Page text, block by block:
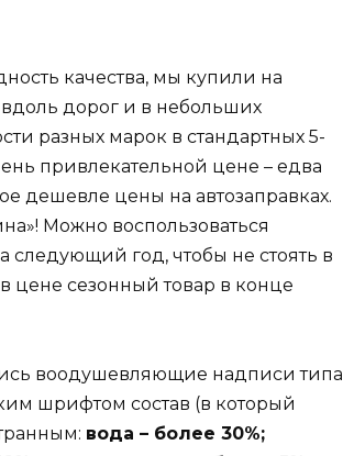
качества, мы купили на
дорог и в небольших
разных марок в стандартных 5-
привлекательной цене – едва
дешевле цены на автозаправках.
Можно воспользоваться
следующий год, чтобы не стоять в
цене сезонный товар в конце
воодушевляющие надписи типа
шрифтом состав (в который
вода – более 30%;